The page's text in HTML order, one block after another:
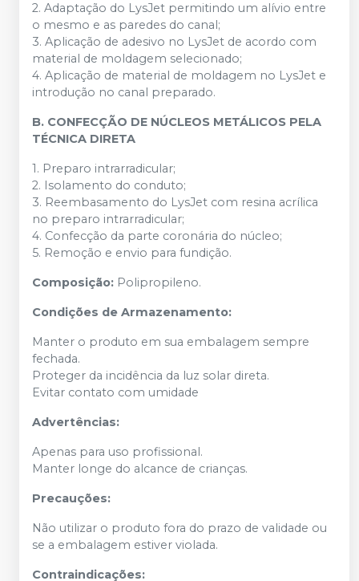
2. Adaptação do LysJet permitindo um alívio entre
o mesmo e as paredes do canal;
3. Aplicação de adesivo no LysJet de acordo com
material de moldagem selecionado;
4. Aplicação de material de moldagem no LysJet e
introdução no canal preparado.
B. CONFECÇÃO DE NÚCLEOS METÁLICOS PELA
TÉCNICA DIRETA
1. Preparo intrarradicular;
2. Isolamento do conduto;
3. Reembasamento do LysJet com resina acrílica
no preparo intrarradicular;
4. Confecção da parte coronária do núcleo;
5. Remoção e envio para fundição.
Composição: Polipropileno.
Condições de Armazenamento:
Manter o produto em sua embalagem sempre
fechada.
Proteger da incidência da luz solar direta.
Evitar contato com umidade
Advertências:
Apenas para uso profissional.
Manter longe do alcance de crianças.
Precauções:
Não utilizar o produto fora do prazo de validade ou
se a embalagem estiver violada.
Contraindicações: